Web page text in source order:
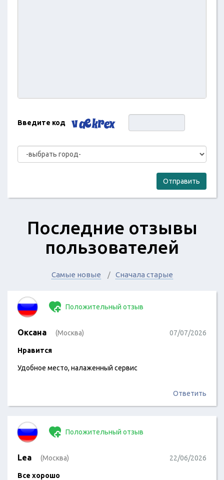
Введите код
Отправить
Последние отзывы
пользователей
Самые новые Сначала старые
Положительный отзыв
Оксана (Москва) 07/07/2026
Нравится
Удобное место, налаженный сервис
Ответить
Положительный отзыв
Lea (Москва) 22/06/2026
Все хорошо